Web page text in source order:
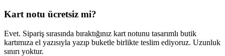
Kart notu ücretsiz mi?
Evet. Sipariş sırasında bıraktığınız kart notunu tasarımlı butik
kartımıza el yazısıyla yazıp buketle birlikte teslim ediyoruz. Uzunluk
sınırı yoktur.